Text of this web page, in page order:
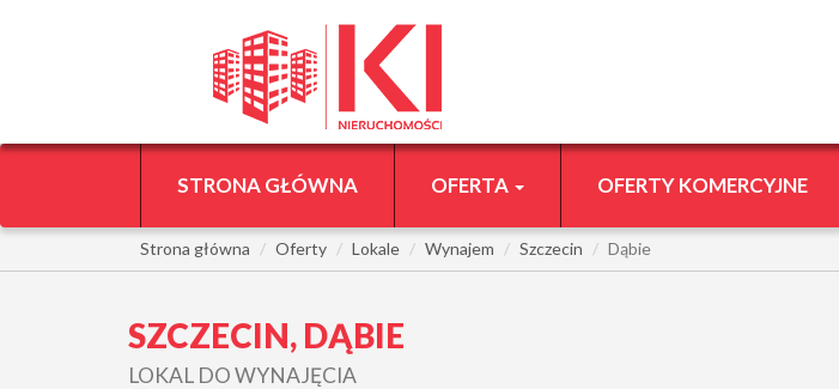
STRONA GŁÓWNA OFERTA OFERTY KOMERCYJNE
Strona główna Oferty Lokale Wynajem Szczecin Dąbie
SZCZECIN, DĄBIE
LOKAL DO WYNAJĘCIA